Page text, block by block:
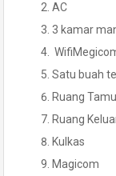
AC
3 kamar
Satu buah
Ruang Tamu
Ruang
Kulkas
Magicom